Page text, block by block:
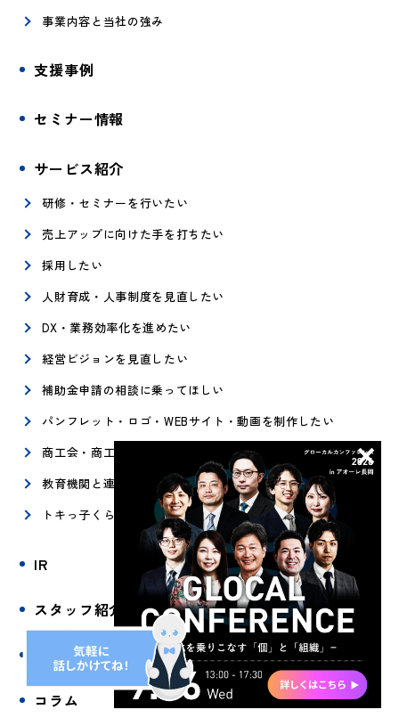
事業内容と当社の強み
支援事例
セミナー情報
サービス紹介
研修・セミナーを行いたい
売上アップに向けた手を打ちたい
採用したい
人財育成・人事制度を見直したい
DX・業務効率化を進めたい
経営ビジョンを見直したい
補助金申請の相談に乗ってほしい
パンフレット・ロゴ・WEBサイト・動画を制作したい
商工会・商工会議所の方へ
教育機関と連携したい
トキっ子くらぶサービスを利用したい
IR
スタッフ紹介
よくある質問
コラム